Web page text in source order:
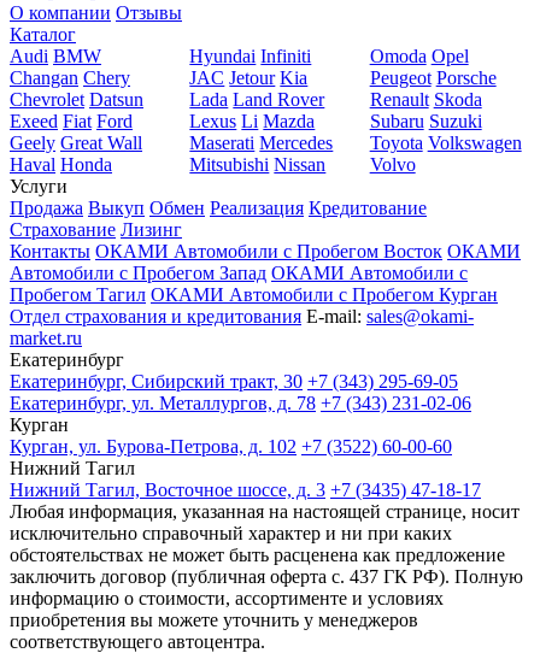
О компании Отзывы
Каталог
Audi BMW
Changan Chery
Chevrolet Datsun
Exeed Fiat Ford
Geely Great Wall
Haval Honda
Hyundai Infiniti
JAC Jetour Kia
Lada Land Rover
Lexus Li Mazda
Maserati Mercedes
Mitsubishi Nissan
Omoda Opel
Peugeot Porsche
Renault Skoda
Subaru Suzuki
Toyota Volkswagen
Volvo
Услуги
Продажа Выкуп Обмен Реализация Кредитование
Страхование Лизинг
Контакты ОКАМИ Автомобили с Пробегом Восток ОКАМИ
Автомобили с Пробегом Запад ОКАМИ Автомобили с
Пробегом Тагил ОКАМИ Автомобили с Пробегом Курган
Отдел страхования и кредитования E-mail: sales@okami-
market.ru
Екатеринбург
Екатеринбург, Сибирский тракт, 30 +7 (343) 295-69-05
Екатеринбург, ул. Металлургов, д. 78 +7 (343) 231-02-06
Курган
Курган, ул. Бурова-Петрова, д. 102 +7 (3522) 60-00-60
Нижний Тагил
Нижний Тагил, Восточное шоссе, д. 3 +7 (3435) 47-18-17
Любая информация, указанная на настоящей странице, носит
исключительно справочный характер и ни при каких
обстоятельствах не может быть расценена как предложение
заключить договор (публичная оферта с. 437 ГК РФ). Полную
информацию о стоимости, ассортименте и условиях
приобретения вы можете уточнить у менеджеров
соответствующего автоцентра.